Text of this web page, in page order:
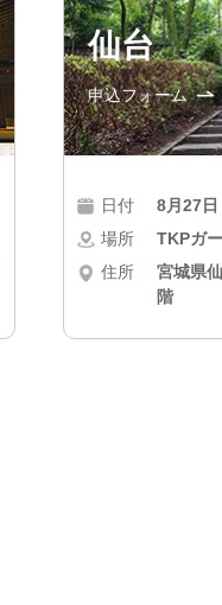
仙台
申込フォーム
日付
8月27日
場所
TKPガ
住所
宮城県
階